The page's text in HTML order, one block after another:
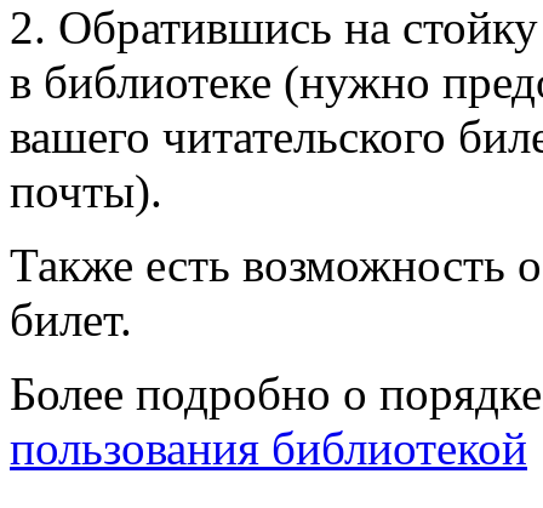
2. Обратившись на
в библиотеке (нужно
вашего читательского
почты).
Также есть возможность
билет.
Более подробно о
пользования библиотекой